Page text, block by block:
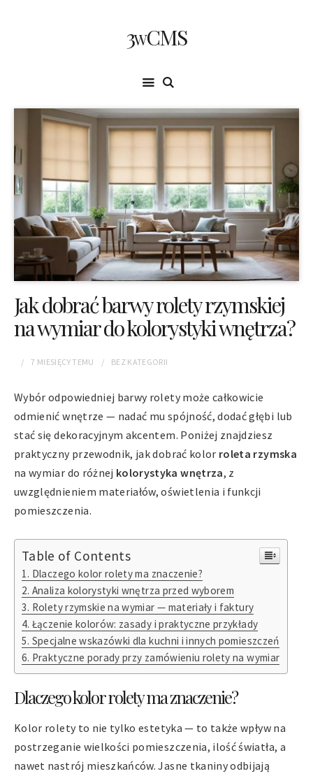
3wCMS
Jak dobrać barwy rolety rzymskiej
na wymiar do kolorystyki wnętrza?
7 MIESIĘCYTEMU BEZ KATEGORII
Wybór odpowiedniej barwy rolety może całkowicie
odmienić wnętrze — nadać mu spójność, dodać głębi lub
stać się dekoracyjnym akcentem. Poniżej znajdziesz
praktyczny przewodnik, jak dobrać kolor roleta rzymska
na wymiar do różnej kolorystyka wnętrza, z
uwzględnieniem materiałów, oświetlenia i funkcji
pomieszczenia.
Table of Contents
Dlaczego kolor rolety ma znaczenie?
Analiza kolorystyki wnętrza przed wyborem
Rolety rzymskie na wymiar — materiały i faktury
Łączenie kolorów: zasady i praktyczne przykłady
Specjalne wskazówki dla kuchni i innych pomieszczeń
Praktyczne porady przy zamówieniu rolety na wymiar
Dlaczego kolor rolety ma znaczenie?
Kolor rolety to nie tylko estetyka — to także wpływ na
postrzeganie wielkości pomieszczenia, ilość światła, a
nawet nastrój mieszkańców. Jasne tkaniny odbijają